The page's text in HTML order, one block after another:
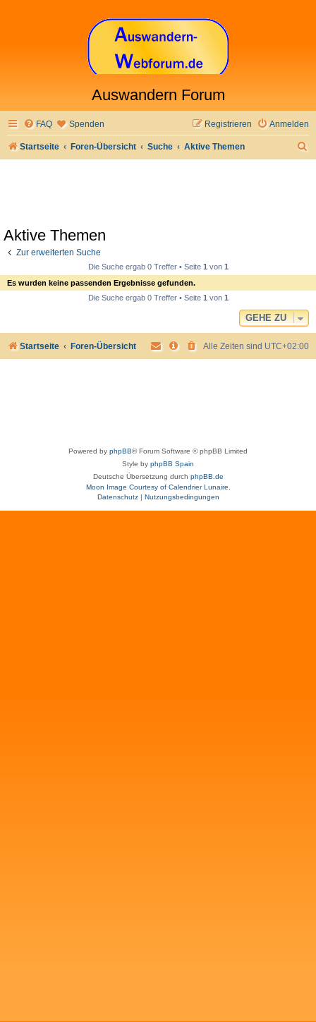
Auswandern Forum
FAQ Spenden Anmelden
Registrieren
Startseite Foren-Übersicht Suche Aktive Themen
Aktive Themen
Zur erweiterten Suche
Die Suche ergab 0 Treffer • Seite 1von 1
Es wurden keine passenden Ergebnisse gefunden.
Die Suche ergab 0 Treffer • Seite 1von 1
GEHE ZU
Startseite Foren-Übersicht Alle Zeiten sind UTC+02:00
Powered by phpBB® Forum Software © phpBB Limited
Style by phpBB Spain
Deutsche Übersetzung durch phpBB.de
Moon Image Courtesy of Calendrier Lunaire.
Datenschutz| Nutzungsbedingungen